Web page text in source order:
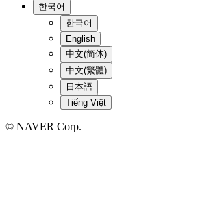
한국어
한국어
English
中文(简体)
中文(繁體)
日本語
Tiếng Việt
© NAVER Corp.